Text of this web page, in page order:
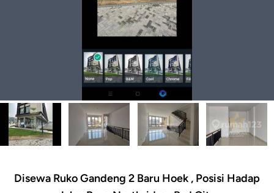
Disewa Ruko Gandeng 2 Baru Hoek , Posisi Hadap